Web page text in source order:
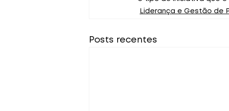
Liderança e Gestão de
Posts recentes